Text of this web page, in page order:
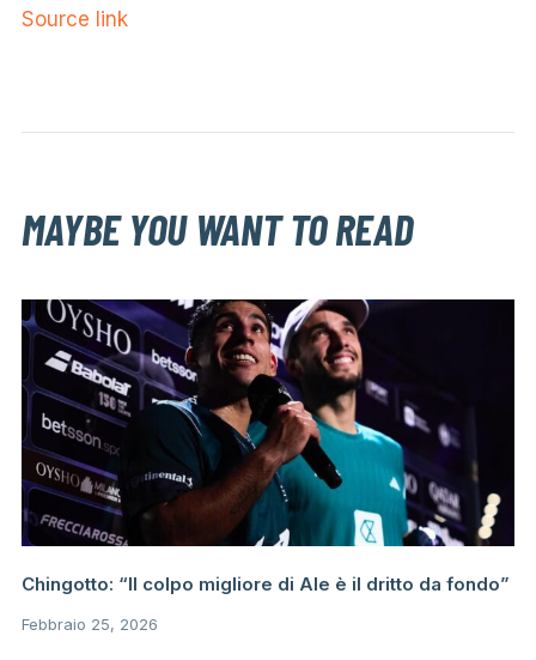
Source link
MAYBE YOU WANT TO READ
Chingotto: “Il colpo migliore di Ale è il dritto da fondo”
Febbraio 25, 2026